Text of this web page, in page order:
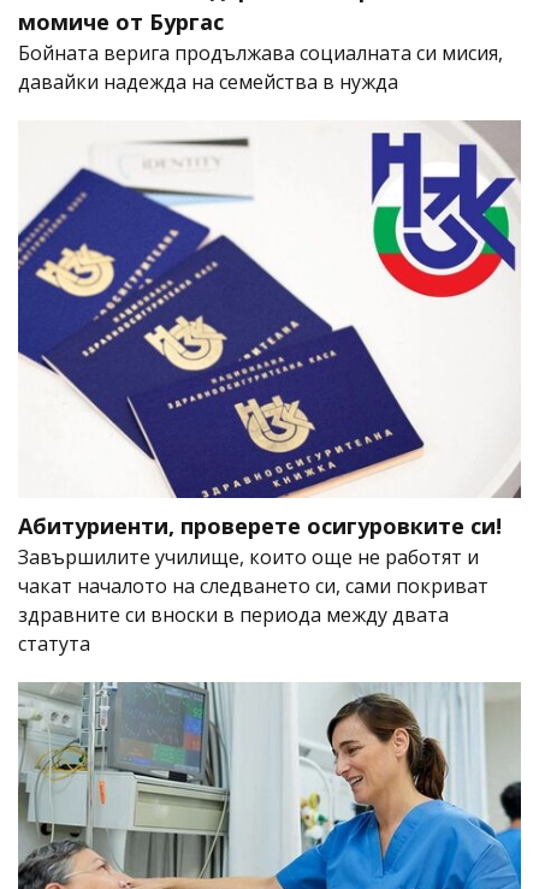
момиче от Бургас
Бойната верига продължава социалната си мисия,
давайки надежда на семейства в нужда
Абитуриенти, проверете осигуровките си!
Завършилите училище, които още не работят и
чакат началото на следването си, сами покриват
здравните си вноски в периода между двата
статута